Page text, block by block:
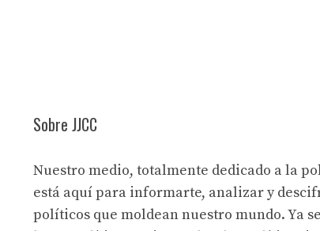
Sobre JJCC
Nuestro medio, totalmente dedicado a la
está aquí para informarte, analizar y
políticos que moldean nuestro mundo. Ya